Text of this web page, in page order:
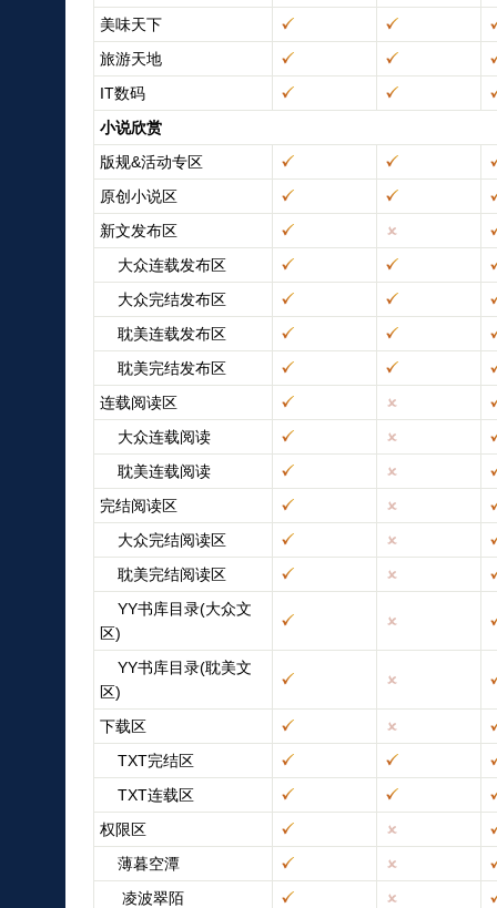
美味天下
旅游天地
IT数码
小说欣赏
版规&活动专区
原创小说区
新文发布区
大众连载发布区
大众完结发布区
耽美连载发布区
耽美完结发布区
连载阅读区
大众连载阅读
耽美连载阅读
完结阅读区
大众完结阅读区
耽美完结阅读区
YY书库目录(大众文
区)
YY书库目录(耽美文
区)
下载区
TXT完结区
TXT连载区
权限区
薄暮空潭
凌波翠陌